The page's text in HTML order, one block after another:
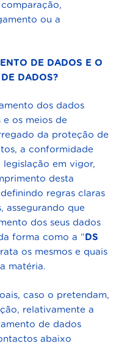
ou a
DE DADOS E O
DADOS?
dos dados
e os meios de
da proteção de
a conformidade
em vigor,
desta
regras claras
assegurando que
dos seus dados
forma como a “DS
os mesmos e quais
matéria.
caso o pretendam,
relativamente a
de dados
abaixo